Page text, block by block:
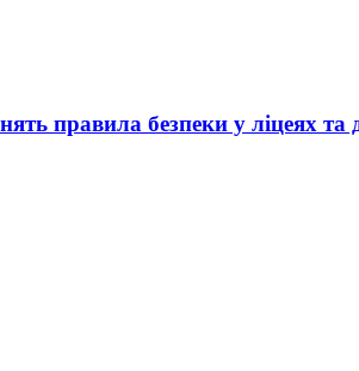
правила безпеки у ліцеях та